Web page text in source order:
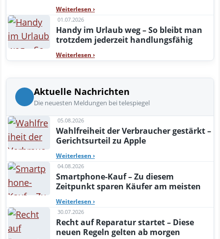
Weiterlesen ›
01.07.2026
Handy im Urlaub weg – So bleibt man
trotzdem jederzeit handlungsfähig
Weiterlesen ›
Aktuelle Nachrichten
Die neuesten Meldungen bei telespiegel
05.08.2026
Wahlfreiheit der Verbraucher gestärkt –
Gerichtsurteil zu Apple
Weiterlesen ›
04.08.2026
Smartphone-Kauf – Zu diesem
Zeitpunkt sparen Käufer am meisten
Weiterlesen ›
30.07.2026
Recht auf Reparatur startet – Diese
neuen Regeln gelten ab morgen